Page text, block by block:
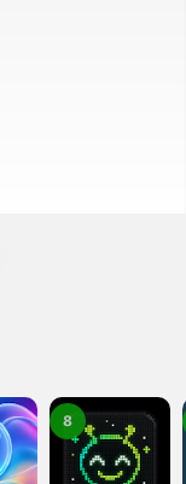
8